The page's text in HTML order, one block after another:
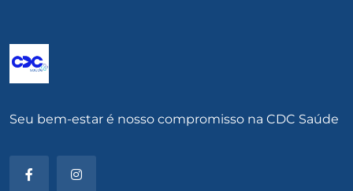
Seu bem-estar é nosso compromisso na CDC Saúde